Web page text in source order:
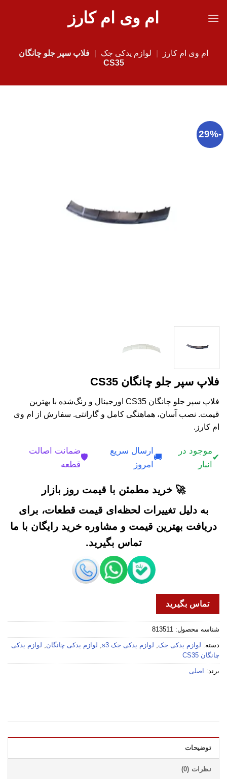
ام وی ام کارز
ام وی ام کارز لوازم یدکی جک
فلاپ سپر جلو چانگان
CS35
-29%
فلاپ سپر جلو چانگان CS35
فلاپ سپر جلو چانگان CS35 اورجینال و رنگ‌شده با بهترین
قیمت. نصب آسان، هماهنگی کامل و گارانتی. سفارش از ام وی
ام کارز.
✔
موجود در
انبار
🚚
ارسال سریع
امروز
🛡️
ضمانت اصالت
قطعه
🚀 خرید مطمئن با قیمت روز بازار
به دلیل تغییرات لحظه‌ای قیمت قطعات، برای
دریافت بهترین قیمت و مشاوره خرید رایگان با ما
تماس بگیرید.
تماس بگیرید
شناسه محصول: 813511
دسته: لوازم یدکی جک, لوازم یدکی جک s3 , لوازم یدکی چانگان, لوازم یدکی
چانگان CS35
برند: اصلی
توضیحات
نظرات (0)